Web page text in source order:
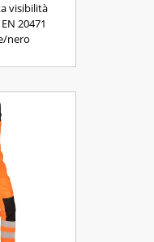
visibilità
20471
nero